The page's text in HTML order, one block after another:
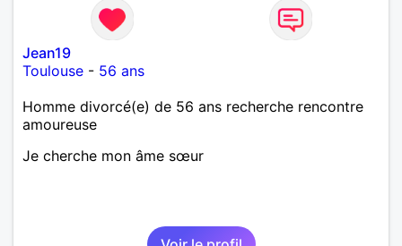
Jean19
Toulouse - 56 ans
Homme divorcé(e) de 56 ans recherche rencontre
amoureuse
Je cherche mon âme sœur